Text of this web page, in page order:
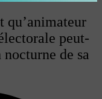
qu’animateur
peut-
de sa